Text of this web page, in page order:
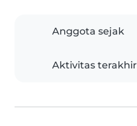
Anggota sejak
Aktivitas terakhir